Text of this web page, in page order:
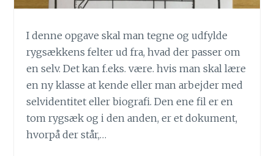
I denne opgave skal man tegne og udfylde
rygsækkens felter ud fra, hvad der passer om
en selv. Det kan f.eks. være. hvis man skal lære
en ny klasse at kende eller man arbejder med
selvidentitet eller biografi. Den ene fil er en
tom rygsæk og i den anden, er et dokument,
hvorpå der står,…